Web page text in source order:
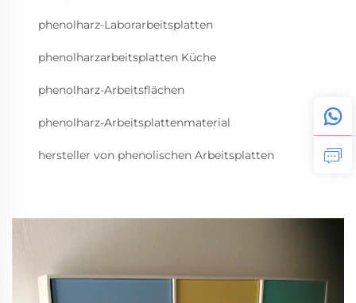
phenolharz-Laborarbeitsplatten
phenolharzarbeitsplatten Küche
phenolharz-Arbeitsflächen
phenolharz-Arbeitsplattenmaterial
hersteller von phenolischen Arbeitsplatten